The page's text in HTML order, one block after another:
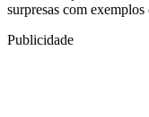
surpresas com
Publicidade